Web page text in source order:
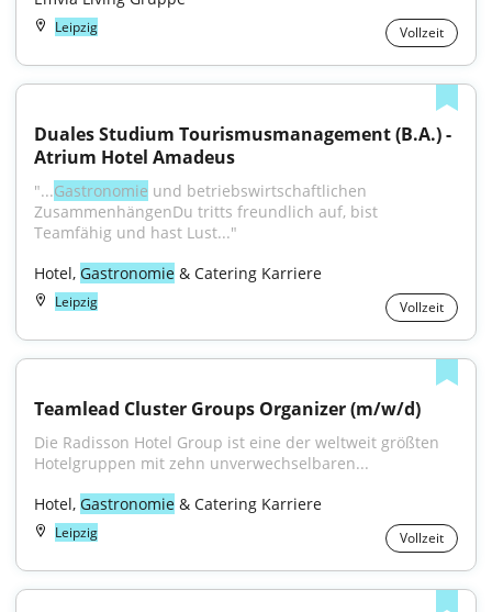
Leipzig Vollzeit
Duales Studium Tourismusmanagement (B.A.) -
Atrium Hotel Amadeus
"...Gastronomie und betriebswirtschaftlichen
ZusammenhängenDu tritts freundlich auf, bist
Teamfähig und hast Lust..."
Hotel, Gastronomie & Catering Karriere
Leipzig Vollzeit
Teamlead Cluster Groups Organizer (m/w/d)
Die Radisson Hotel Group ist eine der weltweit größten
Hotelgruppen mit zehn unverwechselbaren...
Hotel, Gastronomie & Catering Karriere
Leipzig Vollzeit